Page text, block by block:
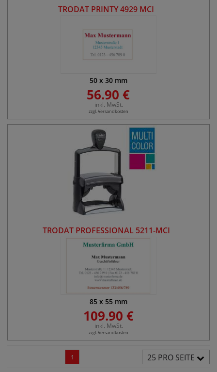
TRODAT PRINTY 4929 MCI
50 x 30 mm
56.90 €
inkl. MwSt.
zzgl. Versandkosten
TRODAT PROFESSIONAL 5211-MCI
85 x 55 mm
109.90 €
inkl. MwSt.
zzgl. Versandkosten
25 PRO SEITE
1